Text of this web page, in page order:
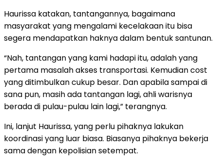
Haurissa katakan, tantangannya, bagaimana
masyarakat yang mengalami kecelakaan itu bisa
segera mendapatkan haknya dalam bentuk santunan.
“Nah, tantangan yang kami hadapi itu, adalah yang
pertama masalah akses transportasi. Kemudian cost
yang ditimbulkan cukup besar. Dan apabila sampai di
sana pun, masih ada tantangan lagi, ahli warisnya
berada di pulau-pulau lain lagi,” terangnya.
Ini, lanjut Haurissa, yang perlu pihaknya lakukan
koordinasi yang luar biasa. Biasanya pihaknya bekerja
sama dengan kepolisian setempat.